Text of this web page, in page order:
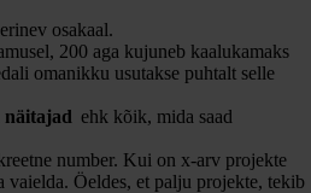
osakaal.
200 aga kujuneb kaalukamaks
omanikku usutakse puhtalt selle
näitajad ehk kõik, mida saad
number. Kui on x-arv projekte
vaielda. Öeldes, et palju projekte, tekib